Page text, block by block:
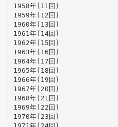
1958年(11回)
1959年(12回)
1960年(13回)
1961年(14回)
1962年(15回)
1963年(16回)
1964年(17回)
1965年(18回)
1966年(19回)
1967年(20回)
1968年(21回)
1969年(22回)
1970年(23回)
1971年(24回)